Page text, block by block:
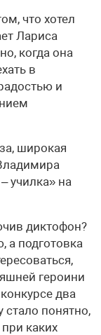
что хотел
Лариса
когда она
в
и
широкая
училка» на
диктофон?
а подготовка
героини
два
стало понятно,
при каких